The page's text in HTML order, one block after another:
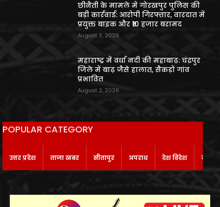
छीनैती के मामले में गोरखपुर पुलिस की
बड़ी कार्रवाई: आरोपी गिरफ्तार, वारदात में
प्रयुक्त बाइक और ₹10 हजार बरामद
August 3, 2026
महाराष्ट्र में वर्धा नदी की महाबाढ़: चंद्रपुर
जिले में बाढ़ जैसे हालात, सैकड़ों गांव
प्रभावित
August 2, 2026
POPULAR CATEGORY
उत्तर प्रदेश ताजा खबर सीतापुर अपराध देश विदेश